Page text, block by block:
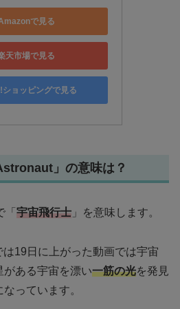
で見る
天市場で見る
ショッピングで見る
」の意味は？
宇宙飛行士 」を意味します。
19日に上がった動画では宇宙
がある宇宙を漂い一筋の光を発見
っています。